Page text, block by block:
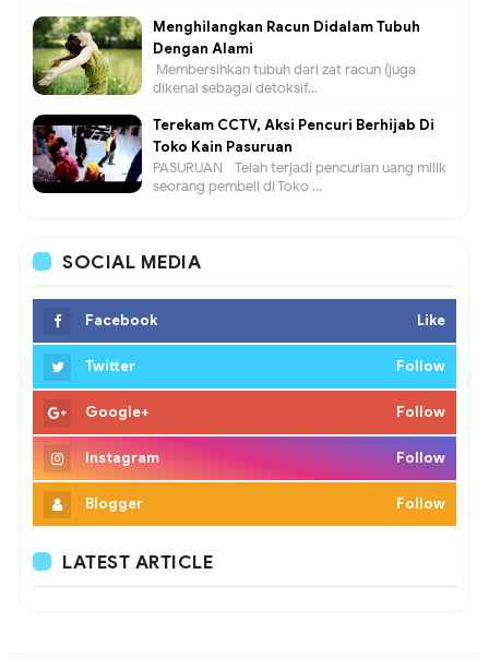
Menghilangkan Racun Didalam Tubuh
Dengan Alami
Membersihkan tubuh dari zat racun (juga
dikenal sebagai detoksif...
Terekam CCTV, Aksi Pencuri Berhijab Di
Toko Kain Pasuruan
PASURUAN - Telah terjadi pencurian uang milik
seorang pembeli di Toko ...
SOCIAL MEDIA
Facebook Like
Twitter Follow
Google+ Follow
Instagram Follow
Blogger Follow
LATEST ARTICLE